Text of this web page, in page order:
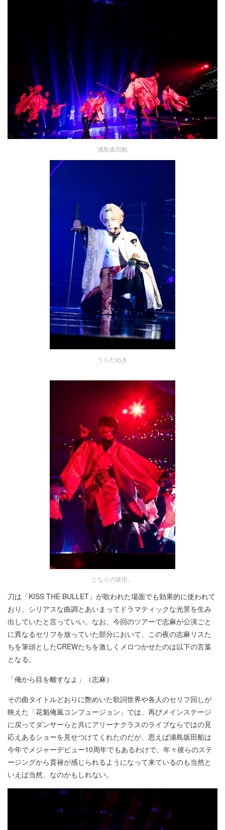
浦島坂田船
うらたぬき
となりの坂田。
刀は「KISS THE BULLET」が歌われた場面でも効果的に使われて
おり、シリアスな曲調とあいまってドラマティックな光景を生み
出していたと言っていい。なお、今回のツアーで志麻が公演ごと
に異なるセリフを放っていた部分において、この夜の志麻リスた
ちを筆頭としたCREWたちを激しくメロつかせたのは以下の言葉
となる。
「俺から目を離すなよ」（志麻）
その曲タイトルどおりに艶めいた歌詞世界や各人のセリフ回しが
映えた「花魁俺嵐コンフュージョン」では、再びメインステージ
に戻ってダンサーらと共にアリーナクラスのライブならではの見
応えあるショーを見せつけてくれたのだが、思えば浦島坂田船は
今年でメジャーデビュー10周年でもあるわけで。年々彼らのステ
ージングから貫禄が感じられるようになって来ているのも当然と
いえば当然、なのかもしれない。